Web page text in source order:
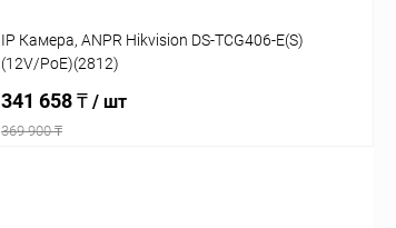
IP Камера, ANPR Hikvision DS-TCG406-E(S)
(12V/PoE)(2812)
341 658 ₸ / шт
369 900 ₸